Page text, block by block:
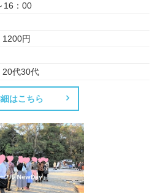
：00
円
代30代
はこちら